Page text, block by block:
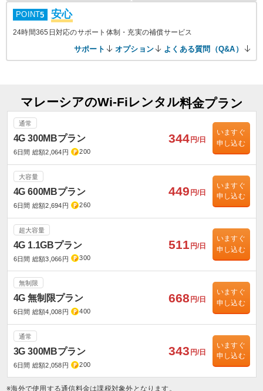
POINT5 安心
24時間365日対応のサポート体制・充実の補償サービス
サポート オプション よくある質問（Q&A）
マレーシアのWi-Fiレンタル料金プラン
通常
4G 300MBプラン
6日間 総額2,064円 200
344円/日
いますぐ
申し込む
大容量
4G 600MBプラン
6日間 総額2,694円 260
449 円/日
いますぐ
申し込む
超大容量
4G 1.1GBプラン
6日間 総額3,066円 300
511 円/日
いますぐ
申し込む
無制限
4G 無制限プラン
6日間 総額4,008円 400
668 円/日
いますぐ
申し込む
通常
3G 300MBプラン
6日間 総額2,058円 200
343 円/日
いますぐ
申し込む
※海外で使用する通信料金は課税対象外となります。